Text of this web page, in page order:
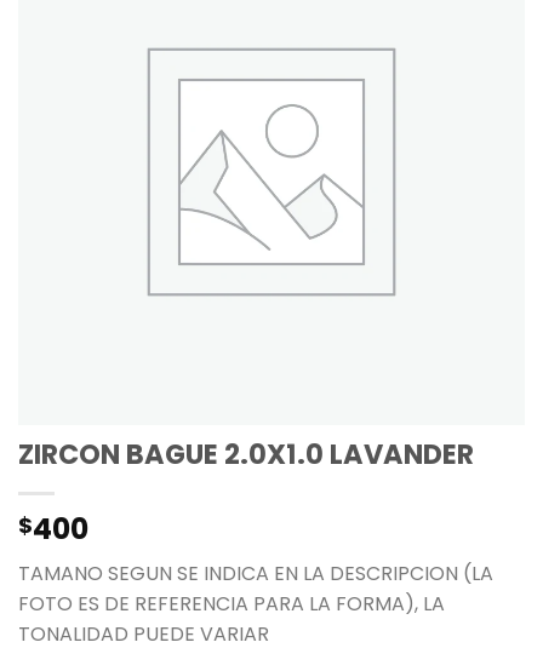
ZIRCON BAGUE 2.0X1.0 LAVANDER
$400
TAMANO SEGUN SE INDICA EN LA DESCRIPCION (LA
FOTO ES DE REFERENCIA PARA LA FORMA), LA
TONALIDAD PUEDE VARIAR